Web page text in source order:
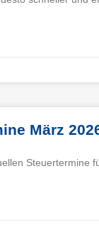
März
Steuertermine